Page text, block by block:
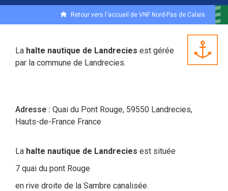
Retour vers l'accueil de VNF Nord-Pas de Calais
La halte nautique de Landrecies est gérée
par la commune de Landrecies.
Adresse : Quai du Pont Rouge, 59550 Landrecies,
Hauts-de-France France
La halte nautique de Landrecies est située
7 quai du pont Rouge
en rive droite de la Sambre canalisée.